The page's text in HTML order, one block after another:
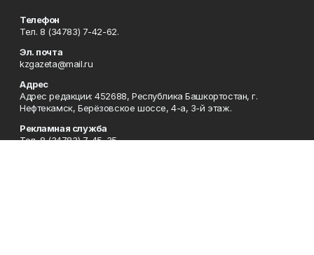
Телефон
Тел. 8 (34783) 7-42-62.
Эл. почта
kzgazeta@mail.ru
Адрес
Адрес редакции: 452688, Республика Башкортостан, г.
Нефтекамск, Берёзовское шоссе, 4-а, 3-й этаж.
Рекламная служба
Тел. 8 (34783) 7-45-35.